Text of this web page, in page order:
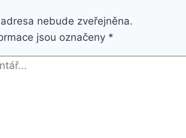
Line
ON6
nebude zveřejněna.
jsou označeny *